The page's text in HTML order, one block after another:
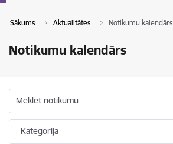
Sākums Aktualitātes Notikumu kalendārs
Notikumu kalendārs
Meklēt notikumu
Kategorija